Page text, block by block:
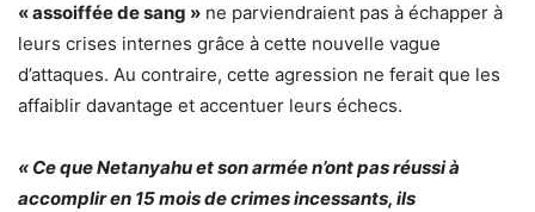
« assoiffée de sang » ne parviendraient pas à échapper à
leurs crises internes grâce à cette nouvelle vague
d’attaques. Au contraire, cette agression ne ferait que les
affaiblir davantage et accentuer leurs échecs.
« Ce que Netanyahu et son armée n’ont pas réussi à
accomplir en 15 mois de crimes incessants, ils